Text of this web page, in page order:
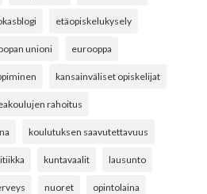
etäopiskelukysely
unioni eurooppa
kansainväliset opiskelijat
rahoitus
koulutuksen saavutettavuus
kuntavaalit lausunto
nuoret opintolaina